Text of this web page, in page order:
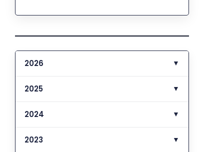
2026 ▼
2025 ▼
2024 ▼
2023 ▼